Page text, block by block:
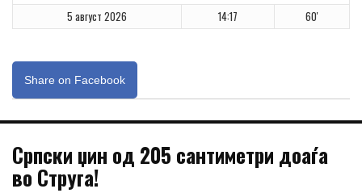
5 август 2026 14:17 60'
Share on Facebook
Српски џин од 205 сантиметри доаѓа
во Струга!